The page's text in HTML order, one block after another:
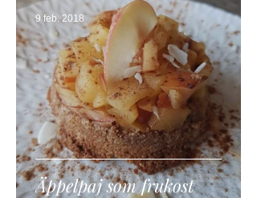
Äppelpaj som frukost
9 feb. 2018